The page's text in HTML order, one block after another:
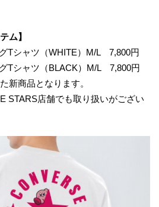
ム】
Tシャツ（WHITE）M/L 7,800円
Tシャツ（BLACK）M/L 7,800円
新商品となります。
STARS店舗でも取り扱いがござい